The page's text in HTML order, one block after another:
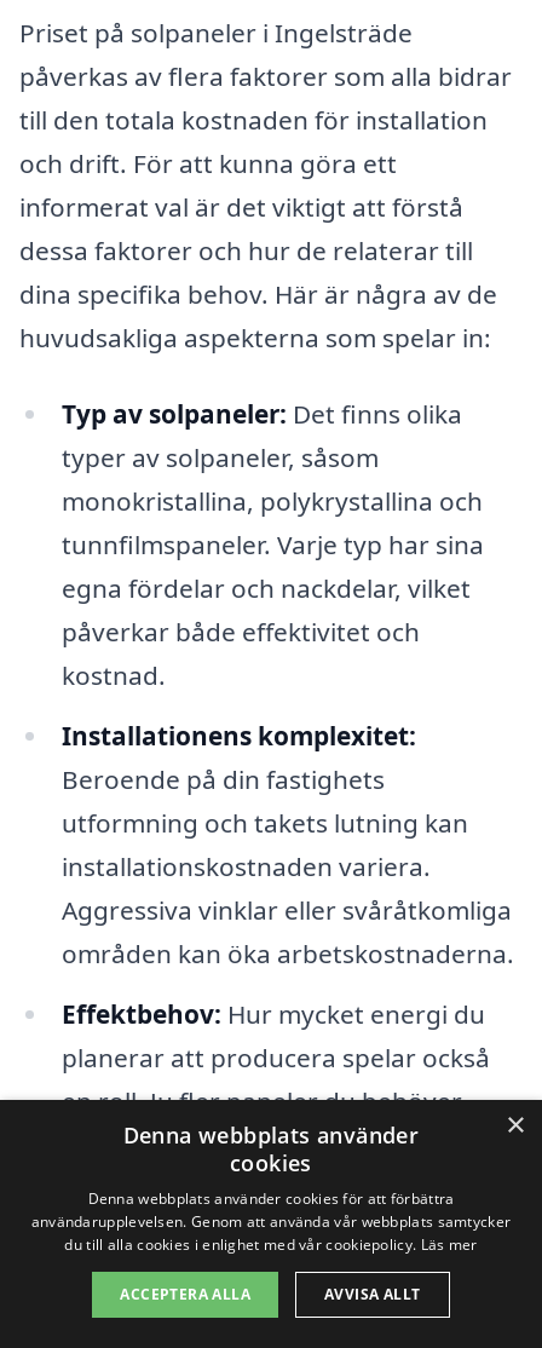
Priset på solpaneler i Ingelsträde
påverkas av flera faktorer som alla bidrar
till den totala kostnaden för installation
och drift. För att kunna göra ett
informerat val är det viktigt att förstå
dessa faktorer och hur de relaterar till
dina specifika behov. Här är några av de
huvudsakliga aspekterna som spelar in:
Typ av solpaneler: Det finns olika
typer av solpaneler, såsom
monokristallina, polykrystallina och
tunnfilmspaneler. Varje typ har sina
egna fördelar och nackdelar, vilket
påverkar både effektivitet och
kostnad.
Installationens komplexitet:
Beroende på din fastighets
utformning och takets lutning kan
installationskostnaden variera.
Aggressiva vinklar eller svåråtkomliga
områden kan öka arbetskostnaderna.
Effektbehov: Hur mycket energi du
planerar att producera spelar också
en roll. Ju fler paneler du behöver,
desto högre blir kostnaden.
Materialkostnader:Priserna på
råvaror och komponenter kan variera
och påverka kostnaden för
×
Denna webbplats använder
cookies
Denna webbplats använder cookies för att förbättra
användarupplevelsen. Genom att använda vår webbplats samtycker
du till alla cookies i enlighet med vår cookiepolicy. Läs mer
ACCEPTERA ALLA AVVISA ALLT